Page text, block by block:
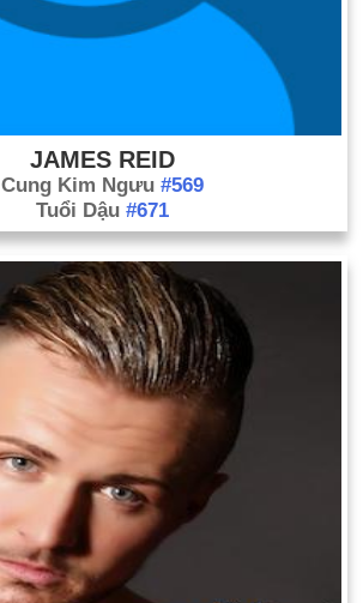
JAMES REID
Cung Kim Ngưu #569
Tuổi Dậu #671